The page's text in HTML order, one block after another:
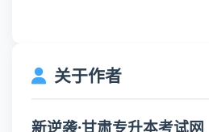
关于作者
新逆袭·甘肃专升本考试网